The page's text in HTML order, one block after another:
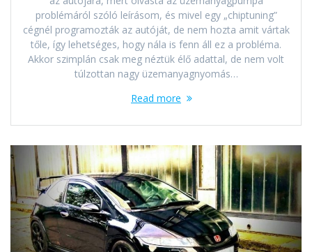
problémáról szóló leírásom, és mivel egy „chiptuning”
cégnél programozták az autóját, de nem hozta amit vártak
tőle, így lehetséges, hogy nála is fenn áll ez a probléma.
Akkor szimplán csak meg néztük élő adattal, de nem volt
túlzottan nagy üzemanyagnyomás…
Read more